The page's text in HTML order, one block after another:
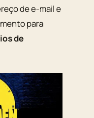
de e-mail e
para
de